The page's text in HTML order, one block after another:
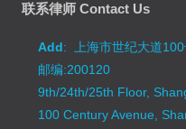
联系律师 Contact Us
Add: 上海市世纪大道
邮编:200120
9th/24th/25th Floor,
100 Century Avenue,